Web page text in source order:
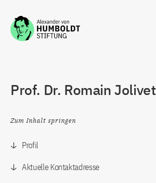
Zum Inhalt springen
Prof. Dr. Romain Jolivet
Zum Inhalt springen
Profil
Aktuelle Kontaktadresse